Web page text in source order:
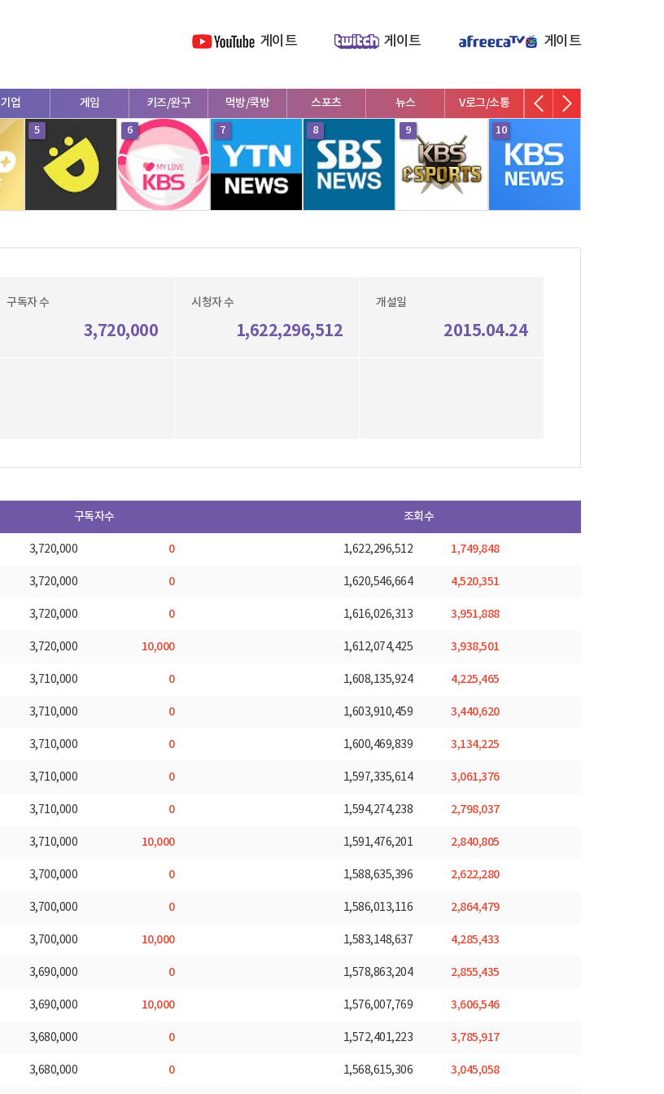
게이트 게이트 게이트
기업 게임 키즈/완구 먹방/쿡방 스포츠 뉴스 V로그/소통 영화/뮤지컬
5 6 7 8 9 10
구독자 수
3,720,000
시청자 수
1,622,296,512
개설일
2015.04.24
구독자수 조회수
3,720,000 0 1,622,296,512 1,749,848
3,720,000 0 1,620,546,664 4,520,351
3,720,000 0 1,616,026,313 3,951,888
3,720,000 10,000 1,612,074,425 3,938,501
3,710,000 0 1,608,135,924 4,225,465
3,710,000 0 1,603,910,459 3,440,620
3,710,000 0 1,600,469,839 3,134,225
3,710,000 0 1,597,335,614 3,061,376
3,710,000 0 1,594,274,238 2,798,037
3,710,000 10,000 1,591,476,201 2,840,805
3,700,000 0 1,588,635,396 2,622,280
3,700,000 0 1,586,013,116 2,864,479
3,700,000 10,000 1,583,148,637 4,285,433
3,690,000 0 1,578,863,204 2,855,435
3,690,000 10,000 1,576,007,769 3,606,546
3,680,000 0 1,572,401,223 3,785,917
3,680,000 0 1,568,615,306 3,045,058